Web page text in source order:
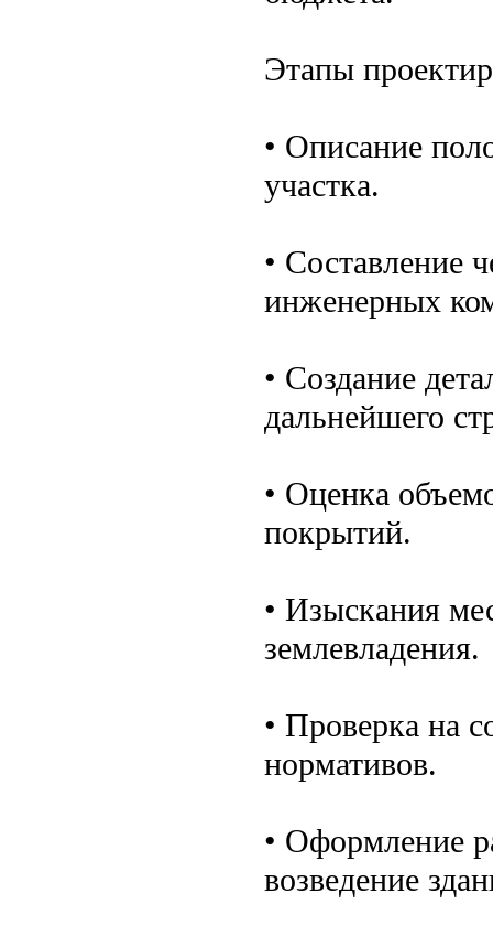
Этапы
• Описание
участка.
• Составление
инженерных
• Создание
дальнейшего
• Оценка
покрытий.
• Изыскания
землевладения.
• Проверка на
нормативов.
• Оформление
возведение